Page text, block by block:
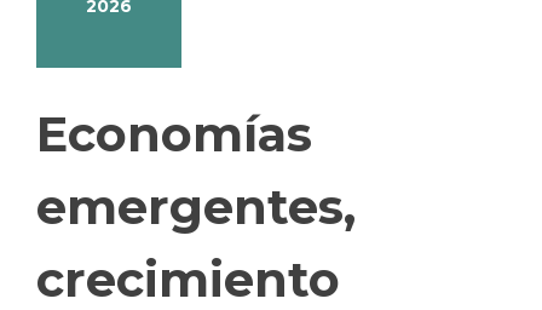
2026
Economías
emergentes,
crecimiento